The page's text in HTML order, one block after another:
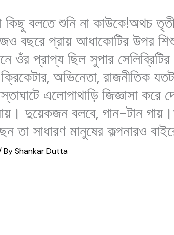
কিছু বলতে শুনি না কাউকে!অথচ
বছরে প্রায় আধাকোটির উপর
ওঁর প্রাপ্য ছিল সুপার
অভিনেতা, রাজনীতিক
এলোপাথাড়ি জিজ্ঞাসা করে
দুয়েকজন বলবে, গান-টান
তা সাধারণ মানুষের কল্পনারও
ByShankar Dutta